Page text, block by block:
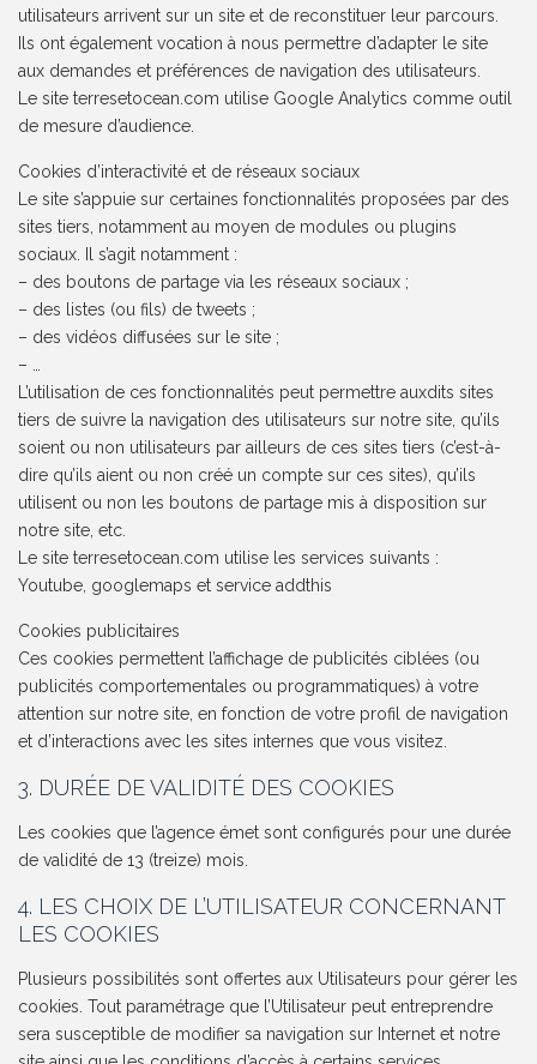
utilisateurs arrivent sur un site et de reconstituer leur parcours.
Ils ont également vocation à nous permettre d’adapter le site
aux demandes et préférences de navigation des utilisateurs.
Le site terresetocean.com utilise Google Analytics comme outil
de mesure d’audience.
Cookies d’interactivité et de réseaux sociaux
Le site s’appuie sur certaines fonctionnalités proposées par des
sites tiers, notamment au moyen de modules ou plugins
sociaux. Il s’agit notamment :
– des boutons de partage via les réseaux sociaux ;
– des listes (ou fils) de tweets ;
– des vidéos diffusées sur le site ;
– …
L’utilisation de ces fonctionnalités peut permettre auxdits sites
tiers de suivre la navigation des utilisateurs sur notre site, qu’ils
soient ou non utilisateurs par ailleurs de ces sites tiers (c’est-à-
dire qu’ils aient ou non créé un compte sur ces sites), qu’ils
utilisent ou non les boutons de partage mis à disposition sur
notre site, etc.
Le site terresetocean.com utilise les services suivants :
Youtube, googlemaps et service addthis
Cookies publicitaires
Ces cookies permettent l’affichage de publicités ciblées (ou
publicités comportementales ou programmatiques) à votre
attention sur notre site, en fonction de votre profil de navigation
et d’interactions avec les sites internes que vous visitez.
3. DURÉE DE VALIDITÉ DES COOKIES
Les cookies que l’agence émet sont configurés pour une durée
de validité de 13 (treize) mois.
4. LES CHOIX DE L’UTILISATEUR CONCERNANT
LES COOKIES
Plusieurs possibilités sont offertes aux Utilisateurs pour gérer les
cookies. Tout paramétrage que l’Utilisateur peut entreprendre
sera susceptible de modifier sa navigation sur Internet et notre